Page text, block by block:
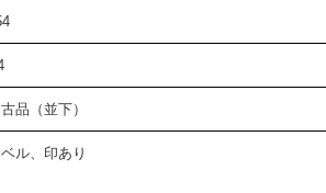
品（並下）
ル、印あり